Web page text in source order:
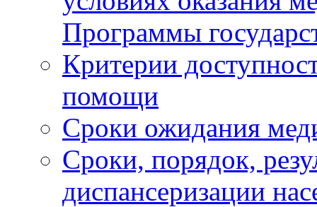
Программы
Критерии
помощи
Сроки ожидания
Сроки, порядок,
диспансеризации